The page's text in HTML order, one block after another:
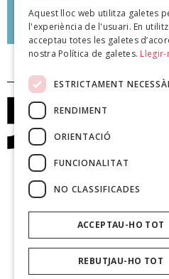
Joan Pomar Mir
poeteca.cat
Aquest lloc web utilitza galetes
l'experiència de l'usuari. En
acceptau totes les galetes
nostra Política de galetes. Llegir-
ESTRICTAMENT
RENDIMENT
ORIENTACIÓ
FUNCIONALITAT
NO CLASSIFICADES
ACCEPTAU-HO TOT
REBUTJAU-HO TOT